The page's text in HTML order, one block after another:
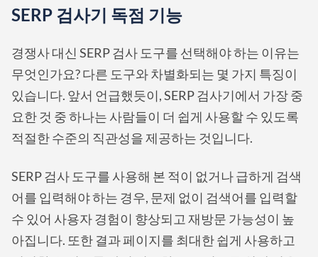
SERP 검사기 독점 기능
경쟁사 대신 SERP 검사 도구를 선택해야 하는 이유는
무엇인가요? 다른 도구와 차별화되는 몇 가지 특징이
있습니다. 앞서 언급했듯이, SERP 검사기에서 가장 중
요한 것 중 하나는 사람들이 더 쉽게 사용할 수 있도록
적절한 수준의 직관성을 제공하는 것입니다.
SERP 검사 도구를 사용해 본 적이 없거나 급하게 검색
어를 입력해야 하는 경우, 문제 없이 검색어를 입력할
수 있어 사용자 경험이 향상되고 재방문 가능성이 높
아집니다. 또한 결과 페이지를 최대한 쉽게 사용하고